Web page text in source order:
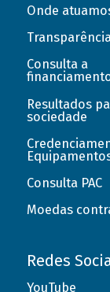
Onde
Consulta a
Resultados
sociedade
Consulta PAC
Moedas
Redes
YouTube